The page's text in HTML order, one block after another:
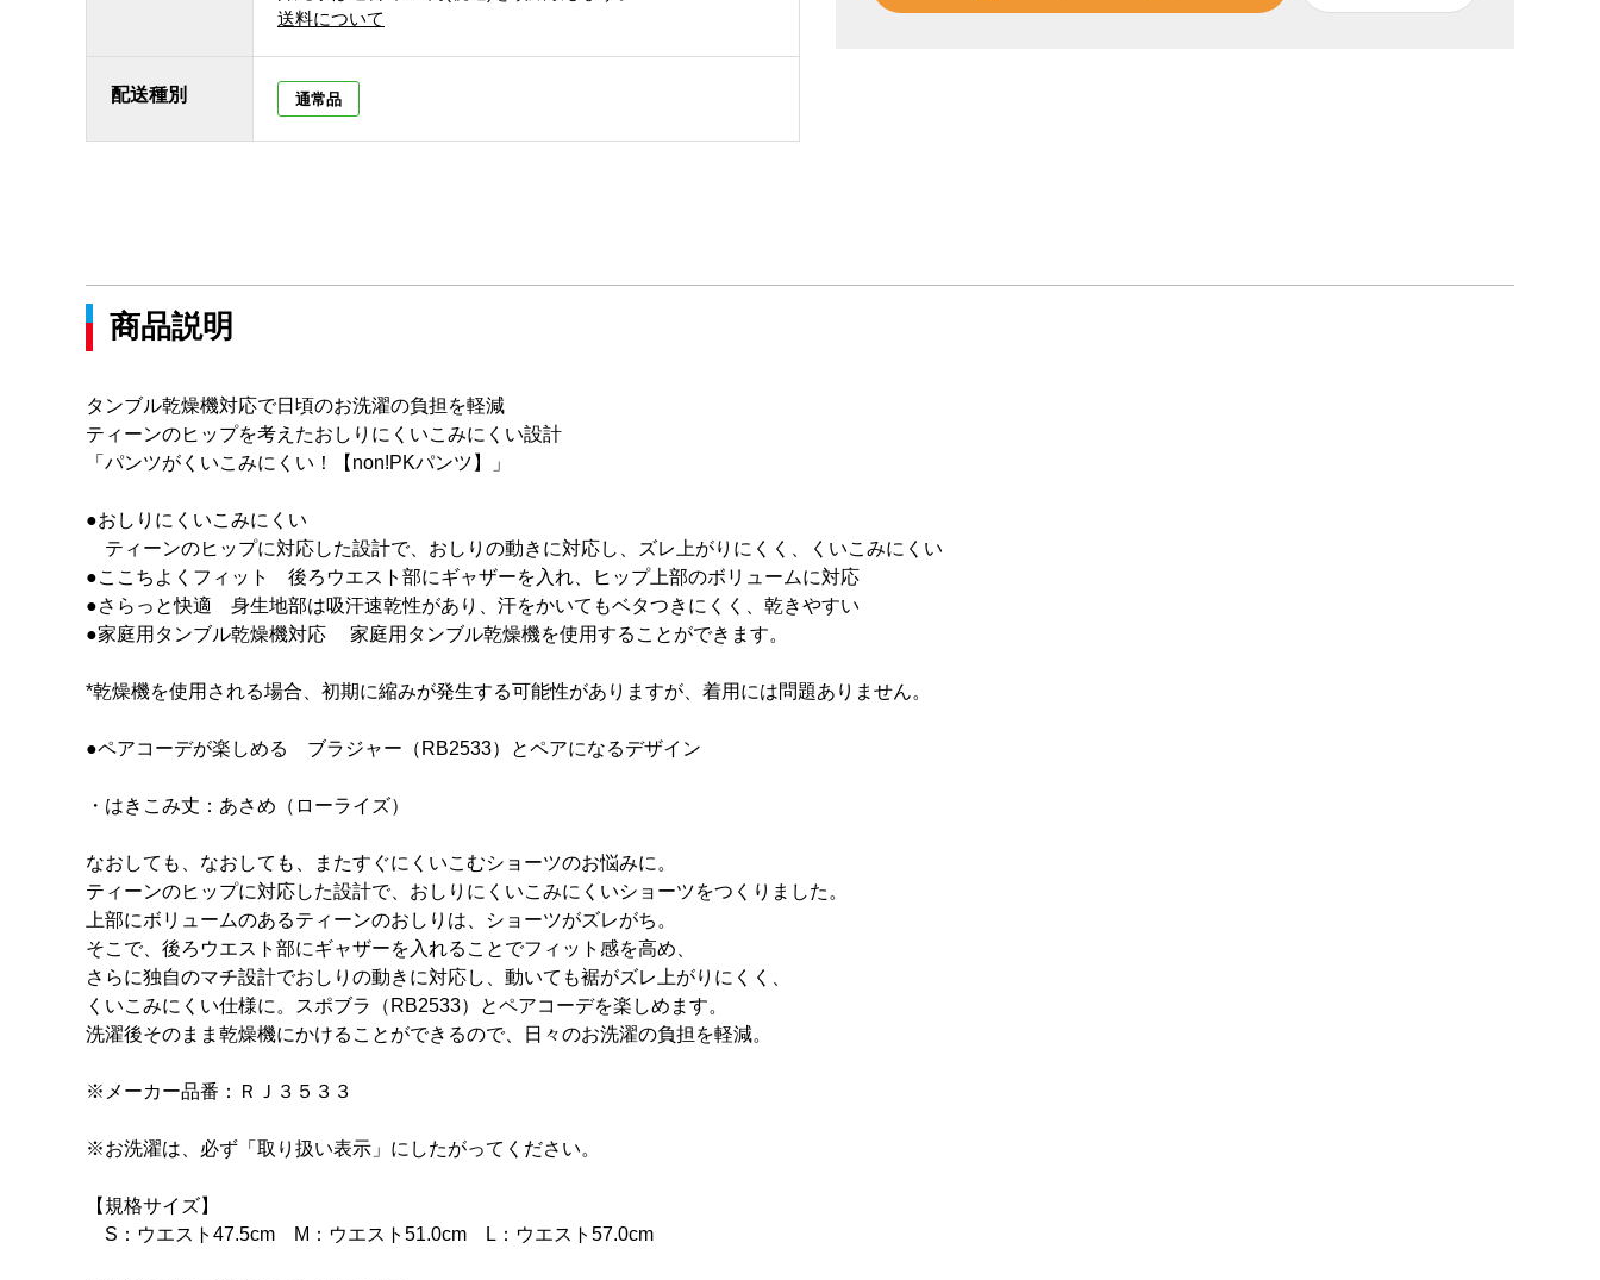
送料について
配送種別 通常品
商品説明
タンブル乾燥機対応で日頃のお洗濯の負担を軽減
ティーンのヒップを考えたおしりにくいこみにくい設計
「パンツがくいこみにくい！【non!PKパンツ】」
●おしりにくいこみにくい
ティーンのヒップに対応した設計で、おしりの動きに対応し、ズレ上がりにくく、くいこみにくい
●ここちよくフィット 後ろウエスト部にギャザーを入れ、ヒップ上部のボリュームに対応
●さらっと快適 身生地部は吸汗速乾性があり、汗をかいてもベタつきにくく、乾きやすい
●家庭用タンブル乾燥機対応 家庭用タンブル乾燥機を使用することができます。
*乾燥機を使用される場合、初期に縮みが発生する可能性がありますが、着用には問題ありません。
●ペアコーデが楽しめる ブラジャー（RB2533）とペアになるデザイン
・はきこみ丈：あさめ（ローライズ）
なおしても、なおしても、またすぐにくいこむショーツのお悩みに。
ティーンのヒップに対応した設計で、おしりにくいこみにくいショーツをつくりました。
上部にボリュームのあるティーンのおしりは、ショーツがズレがち。
そこで、後ろウエスト部にギャザーを入れることでフィット感を高め、
さらに独自のマチ設計でおしりの動きに対応し、動いても裾がズレ上がりにくく、
くいこみにくい仕様に。スポブラ（RB2533）とペアコーデを楽しめます。
洗濯後そのまま乾燥機にかけることができるので、日々のお洗濯の負担を軽減。
※メーカー品番：ＲＪ３５３３
※お洗濯は、必ず「取り扱い表示」にしたがってください。
【規格サイズ】
S：ウエスト47.5cm M：ウエスト51.0cm L：ウエスト57.0cm